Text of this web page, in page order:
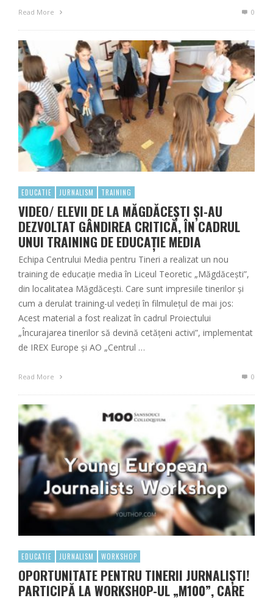
Read More 0
EDUCATIE JURNALISM TRAINING
VIDEO/ ELEVII DE LA MĂGDĂCEȘTI ȘI-AU
DEZVOLTAT GÂNDIREA CRITICĂ, ÎN CADRUL
UNUI TRAINING DE EDUCAȚIE MEDIA
Echipa Centrului Media pentru Tineri a realizat un nou
training de educație media în Liceul Teoretic „Măgdăcești”,
din localitatea Măgdăcești. Care sunt impresiile tinerilor şi
cum a derulat training-ul vedeți în filmulețul de mai jos:
Acest material a fost realizat în cadrul Proiectului
„Încurajarea tinerilor să devină cetățeni activi”, implementat
de IREX Europe și AO „Centrul …
Read More 0
EDUCATIE JURNALISM WORKSHOP
OPORTUNITATE PENTRU TINERII JURNALIȘTI!
PARTICIPĂ LA WORKSHOP-UL „M100”, CARE